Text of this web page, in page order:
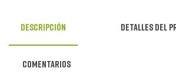
Descripción Detalles del
Comentarios